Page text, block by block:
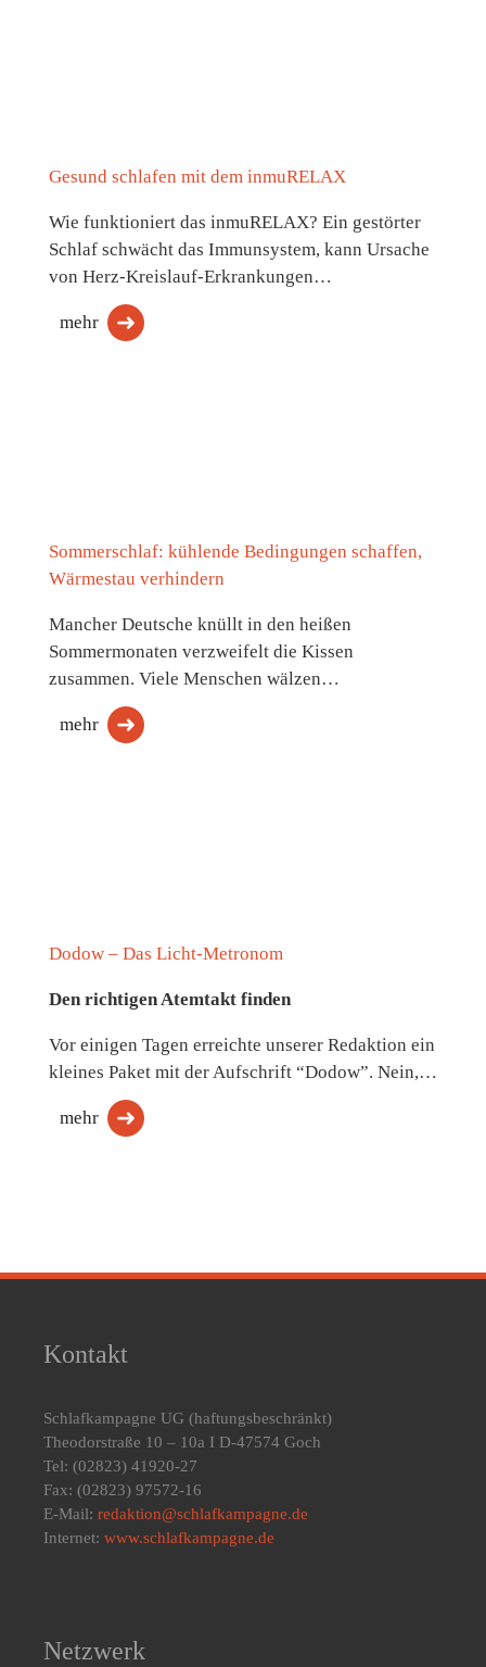
Gesund schlafen mit dem inmuRELAX
Wie funktioniert das inmuRELAX? Ein gestörter
Schlaf schwächt das Immunsystem, kann Ursache
von Herz-Kreislauf-Erkrankungen…
mehr
Sommerschlaf: kühlende Bedingungen schaffen,
Wärmestau verhindern
Mancher Deutsche knüllt in den heißen
Sommermonaten verzweifelt die Kissen
zusammen. Viele Menschen wälzen…
mehr
Dodow – Das Licht-Metronom
Den richtigen Atemtakt finden
Vor einigen Tagen erreichte unserer Redaktion ein
kleines Paket mit der Aufschrift “Dodow”. Nein,…
mehr
Kontakt
Schlafkampagne UG (haftungsbeschränkt)
Theodorstraße 10 – 10a I D-47574 Goch
Tel: (02823) 41920-27
Fax: (02823) 97572-16
E-Mail: redaktion@schlafkampagne.de
Internet: www.schlafkampagne.de
Netzwerk